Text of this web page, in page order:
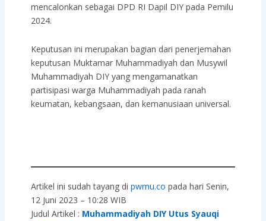
mencalonkan sebagai DPD RI Dapil DIY pada Pemilu
2024.
Keputusan ini merupakan bagian dari penerjemahan
keputusan Muktamar Muhammadiyah dan Musywil
Muhammadiyah DIY yang mengamanatkan
partisipasi warga Muhammadiyah pada ranah
keumatan, kebangsaan, dan kemanusiaan universal.
Artikel ini sudah tayang dipwmu.co pada hari Senin,
12 Juni 2023 – 10:28 WIB
Judul Artikel : Muhammadiyah DIY Utus Syauqi